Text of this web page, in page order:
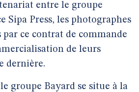
entre le groupe
Sipa Press, les photographes
ce contrat de commande
de leurs
dernière.
groupe Bayard se situe à la